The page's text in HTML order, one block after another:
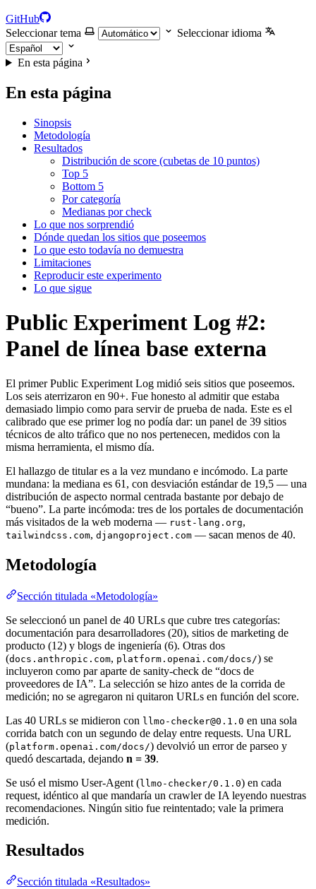
GitHub
Seleccionar tema
Seleccionar idioma
En esta página
En esta página
Sinopsis
Metodología
Resultados
Distribución de score (cubetas de 10 puntos)
Top 5
Bottom 5
Por categoría
Medianas por check
Lo que nos sorprendió
Dónde quedan los sitios que poseemos
Lo que esto todavía no demuestra
Limitaciones
Reproducir este experimento
Lo que sigue
Public Experiment Log #2:
Panel de línea base externa
El primer Public Experiment Log midió seis sitios que poseemos.
Los seis aterrizaron en 90+. Fue honesto al admitir que estaba
demasiado limpio como para servir de prueba de nada. Este es el
calibrado que ese primer log no podía dar: un panel de 39 sitios
técnicos de alto tráfico que no nos pertenecen, medidos con la
misma herramienta, el mismo día.
El hallazgo de titular es a la vez mundano e incómodo. La parte
mundana: la mediana es 61, con desviación estándar de 19,5 — una
distribución de aspecto normal centrada bastante por debajo de
“bueno”. La parte incómoda: tres de los portales de documentación
más visitados de la web moderna — rust-lang.org,
tailwindcss.com, djangoproject.com — sacan menos de 40.
Metodología
Sección titulada «Metodología»
Se seleccionó un panel de 40 URLs que cubre tres categorías:
documentación para desarrolladores (20), sitios de marketing de
producto (12) y blogs de ingeniería (6). Otras dos
(docs.anthropic.com, platform.openai.com/docs/) se
incluyeron como par aparte de sanity-check de “docs de
proveedores de IA”. La selección se hizo antes de la corrida de
medición; no se agregaron ni quitaron URLs en función del score.
Las 40 URLs se midieron con llmo-checker@0.1.0 en una sola
corrida batch con un segundo de delay entre requests. Una URL
(platform.openai.com/docs/) devolvió un error de parseo y
quedó descartada, dejando n = 39.
Se usó el mismo User-Agent (llmo-checker/0.1.0) en cada
request, idéntico al que mandaría un crawler de IA leyendo nuestras
recomendaciones. Ningún sitio fue reintentado; vale la primera
medición.
Resultados
Sección titulada «Resultados»